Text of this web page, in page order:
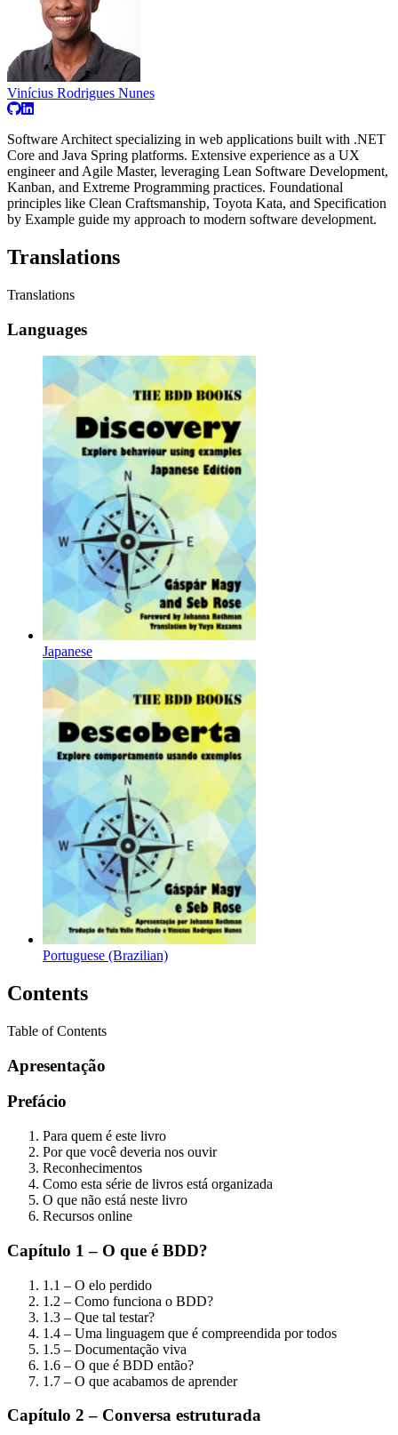
Vinícius Rodrigues Nunes
Software Architect specializing in web applications built with .NET
Core and Java Spring platforms. Extensive experience as a UX
engineer and Agile Master, leveraging Lean Software Development,
Kanban, and Extreme Programming practices. Foundational
principles like Clean Craftsmanship, Toyota Kata, and Specification
by Example guide my approach to modern software development.
Translations
Translations
Languages
Japanese
Portuguese (Brazilian)
Contents
Table of Contents
Apresentação
Prefácio
Para quem é este livro
Por que você deveria nos ouvir
Reconhecimentos
Como esta série de livros está organizada
O que não está neste livro
Recursos online
Capítulo 1 – O que é BDD?
1.1 – O elo perdido
1.2 – Como funciona o BDD?
1.3 – Que tal testar?
1.4 – Uma linguagem que é compreendida por todos
1.5 – Documentação viva
1.6 – O que é BDD então?
1.7 – O que acabamos de aprender
Capítulo 2 – Conversa estruturada